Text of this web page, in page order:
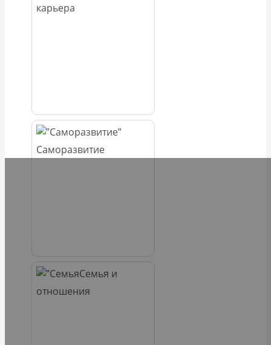
карьера
Саморазвитие
Семья и
отношения